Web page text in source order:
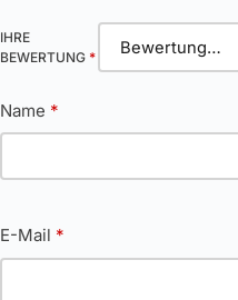
IHRE
BEWERTUNG *
Name *
E-Mail *